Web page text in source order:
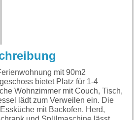
mit 90m2
bietet Platz für 1-4
Wohnzimmer mit Couch, Tisch,
lädt zum Verweilen ein. Die
mit Backofen, Herd,